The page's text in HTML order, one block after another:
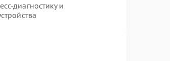
диагностику и